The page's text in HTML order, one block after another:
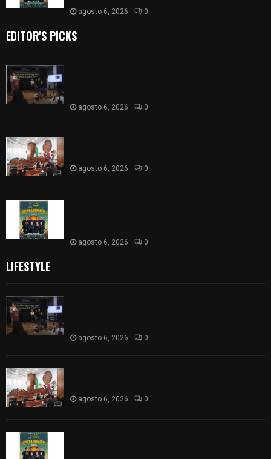
agosto 6, 2026 0
EDITOR'S PICKS
agosto 6, 2026 0
agosto 6, 2026 0
agosto 6, 2026 0
LIFESTYLE
agosto 6, 2026 0
agosto 6, 2026 0